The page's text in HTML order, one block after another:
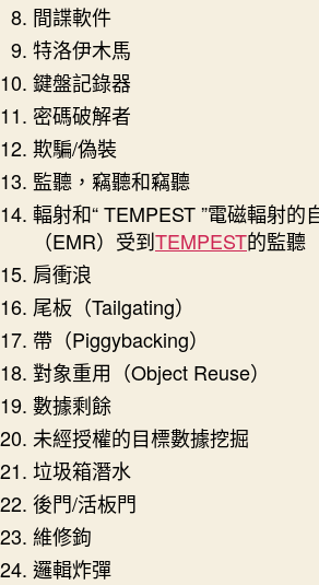
間諜軟件
特洛伊木馬
鍵盤記錄器
密碼破解者
欺騙/偽裝
監聽，竊聽和竊聽
輻射和“ TEMPEST ”電磁輻射的
（EMR）受到TEMPEST的監聽
肩衝浪
尾板（Tailgating）
帶（Piggybacking）
對象重用（Object Reuse）
數據剩餘
未經授權的目標數據挖掘
垃圾箱潛水
後門/活板門
維修鉤
邏輯炸彈